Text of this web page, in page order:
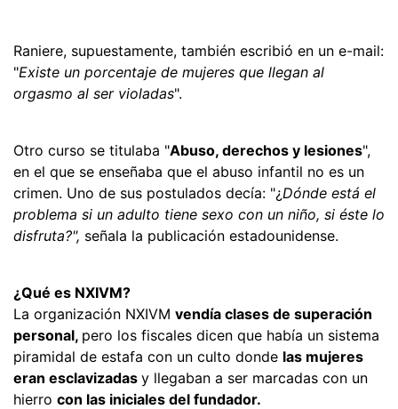
Raniere, supuestamente, también escribió en un e-mail:
"Existe un porcentaje de mujeres que llegan al
orgasmo al ser violadas".
Otro curso se titulaba "Abuso, derechos y lesiones",
en el que se enseñaba que el abuso infantil no es un
crimen. Uno de sus postulados decía: "¿Dónde está el
problema si un adulto tiene sexo con un niño, si éste lo
disfruta?", señala la publicación estadounidense.
¿Qué es NXIVM?
La organización NXIVM vendía clases de superación
personal, pero los fiscales dicen que había un sistema
piramidal de estafa con un culto donde las mujeres
eran esclavizadas y llegaban a ser marcadas con un
hierro con las iniciales del fundador.